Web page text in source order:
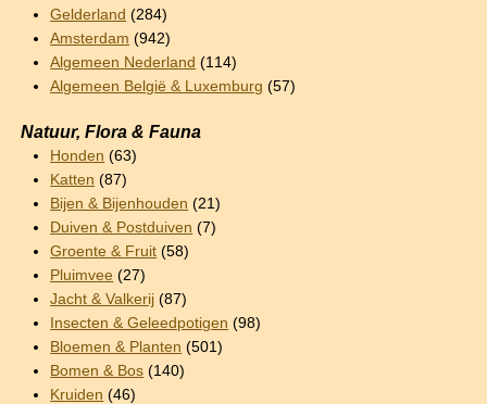
Gelderland (284)
Amsterdam (942)
Algemeen Nederland (114)
Algemeen België & Luxemburg (57)
Natuur, Flora & Fauna
Honden (63)
Katten (87)
Bijen & Bijenhouden (21)
Duiven & Postduiven (7)
Groente & Fruit (58)
Pluimvee (27)
Jacht & Valkerij (87)
Insecten & Geleedpotigen (98)
Bloemen & Planten (501)
Bomen & Bos (140)
Kruiden (46)